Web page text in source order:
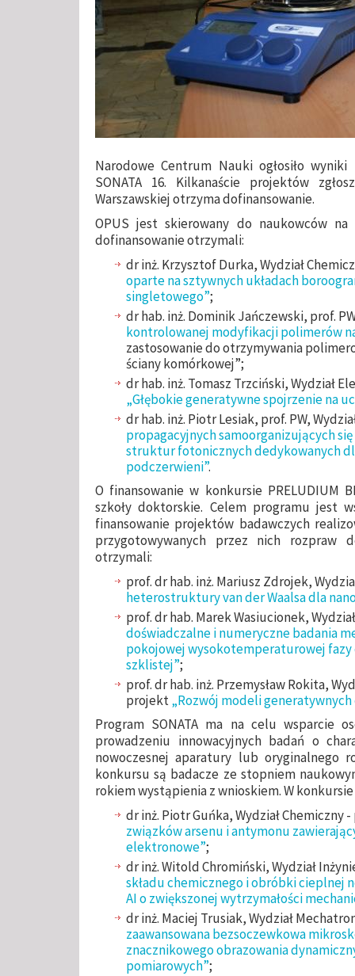
Narodowe Centrum Nauki ogłosiło
SONATA 16. Kilkanaście projektów
Warszawskiej otrzyma dofinansowanie.
OPUS jest skierowany do naukowców
dofinansowanie otrzymali:
dr inż. Krzysztof Durka, Wydział
oparte na sztywnych układach
singletowego”;
dr hab. inż. Dominik Jańczewski, prof.
kontrolowanej modyfikacji polimerów
zastosowanie do otrzymywania
ściany komórkowej”;
dr hab. inż. Tomasz Trzciński, Wydział
„Głębokie generatywne spojrzenie na
dr hab. inż. Piotr Lesiak, prof. PW,
propagacyjnych samoorganizujących
struktur fotonicznych dedykowanych
podczerwieni”.
O finansowanie w konkursie PRELUDIUM
szkoły doktorskie. Celem programu jest
finansowanie projektów badawczych
przygotowywanych przez nich rozpraw
otrzymali:
prof. dr hab. inż. Mariusz Zdrojek,
heterostruktury van der Waalsa dla
prof. dr hab. Marek Wasiucionek,
doświadczalne i numeryczne badania
pokojowej wysokotemperaturowej
szklistej”;
prof. dr hab. inż. Przemysław Rokita,
projekt„Rozwój modeli generatywnych
Program SONATA ma na celu wsparcie
prowadzeniu innowacyjnych badań o
nowoczesnej aparatury lub oryginalnego
konkursu są badacze ze stopniem
rokiem wystąpienia z wnioskiem. W
dr inż. Piotr Guńka, Wydział Chemiczny
związków arsenu i antymonu
elektronowe”;
dr inż. Witold Chromiński, Wydział
składu chemicznego i obróbki cieplnej
AI o zwiększonej wytrzymałości
dr inż. Maciej Trusiak, Wydział
zaawansowana bezsoczewkowa
znacznikowego obrazowania
pomiarowych”;